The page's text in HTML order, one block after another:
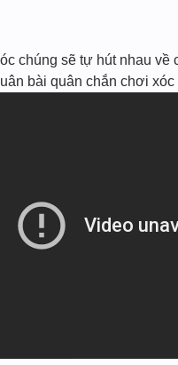
chúng sẽ tự hút nhau về
bài quân chắn chơi xóc